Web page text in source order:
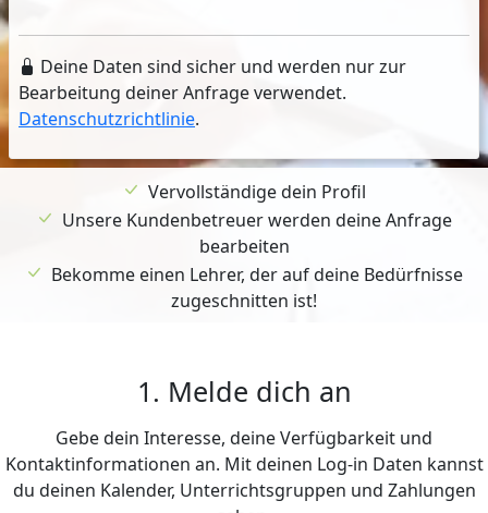
Deine Daten sind sicher und werden nur zur
Bearbeitung deiner Anfrage verwendet.
Datenschutzrichtlinie.
Vervollständige dein Profil
Unsere Kundenbetreuer werden deine Anfrage
bearbeiten
Bekomme einen Lehrer, der auf deine Bedürfnisse
zugeschnitten ist!
1. Melde dich an
Gebe dein Interesse, deine Verfügbarkeit und
Kontaktinformationen an. Mit deinen Log-in Daten kannst
du deinen Kalender, Unterrichtsgruppen und Zahlungen